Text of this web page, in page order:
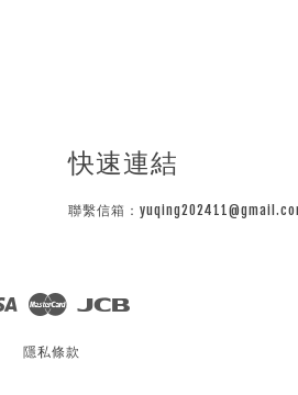
快速連結
聯繫信箱：
Visa Master
隱私條款